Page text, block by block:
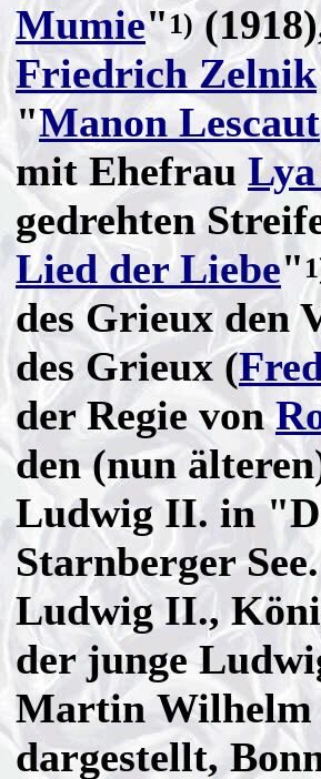
Mumie"1)
Friedrich Zelnik
"Manon Lescaut
mit Ehefrau
gedrehten
Lied der Liebe"
des Grieux den
des Grieux (
der Regie von
den (nun
Ludwig II. in
Starnberger
Ludwig II.,
der junge
Martin Wilhelm
dargestellt,